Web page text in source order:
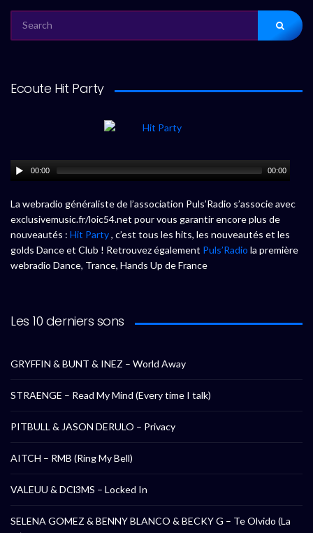
FOR:
Ecoute Hit Party
00:00 00:00
La webradio généraliste de l’association Puls’Radio s’associe avec
exclusivemusic.fr/loic54.net pour vous garantir encore plus de
nouveautés : Hit Party, c’est tous les hits, les nouveautés et les
golds Dance et Club ! Retrouvez également Puls’Radio la première
webradio Dance, Trance, Hands Up de France
Les 10 derniers sons
GRYFFIN & BUNT & INEZ – World Away
STRAENGE – Read My Mind (Every time I talk)
PITBULL & JASON DERULO – Privacy
AITCH – RMB (Ring My Bell)
VALEUU & DCl3MS – Locked In
SELENA GOMEZ & BENNY BLANCO & BECKY G – Te Olvido (La